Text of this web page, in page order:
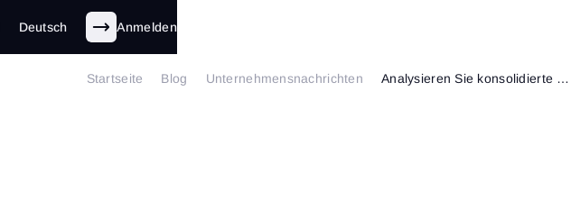
Deutsch Anmelden
Startseite Blog Unternehmensnachrichten Analysieren Sie konsolidierte Volumina am US-Aktienmarkt — jetzt in ATAS